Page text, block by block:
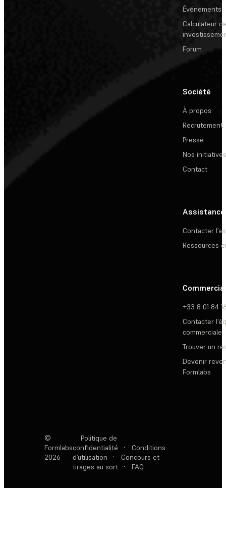
Événements
Calculateur
Forum
Société
À propos
Recrutement
Presse
Nos initiatives
Contact
Assistance
Contacter
Ressources
Commercial
+33 8 01 84
Contacter
commerciale
Trouver un
Devenir
Formlabs
©
Formlabs
2026
Politique de
confidentialité
·
Conditions
d’utilisation
·
Concours et
tirages au sort
· FAQ